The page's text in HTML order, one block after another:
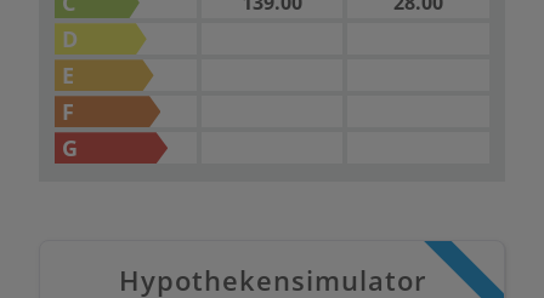
D
E
F
G
Hypothekensimulator